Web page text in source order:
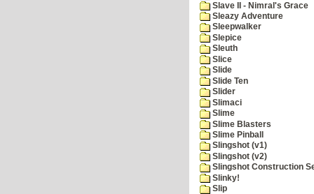
Slave II - Nimral's Grace
Sleazy Adventure
Sleepwalker
Slepice
Sleuth
Slice
Slide
Slide Ten
Slider
Slimaci
Slime
Slime Blasters
Slime Pinball
Slingshot (v1)
Slingshot (v2)
Slingshot Construction
Slinky!
Slip